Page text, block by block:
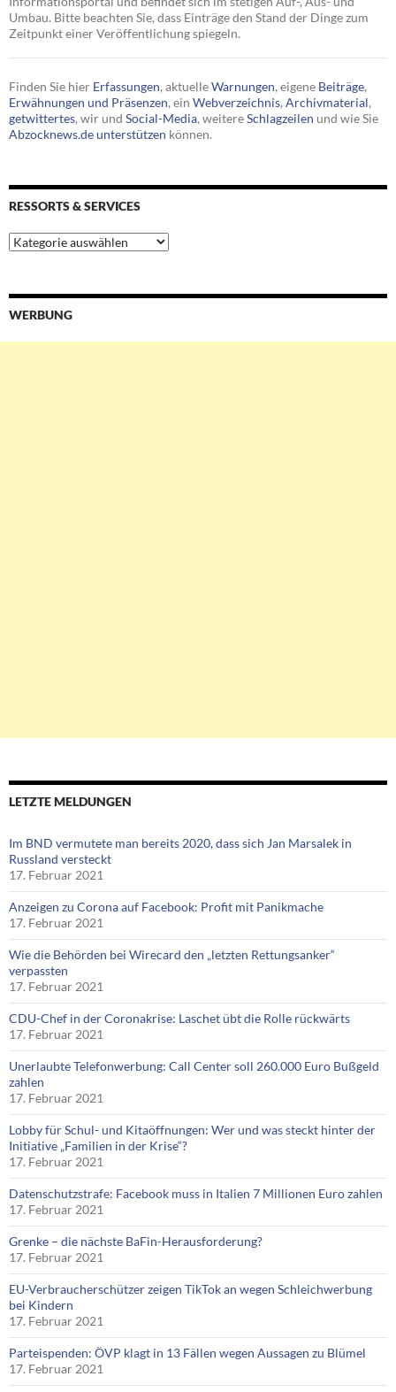
Umbau. Bitte beachten Sie, dass Einträge den Stand der Dinge zum
Zeitpunkt einer Veröffentlichung spiegeln.
Finden Sie hier Erfassungen, aktuelleWarnungen, eigene Beiträge,
Erwähnungen und Präsenzen, ein Webverzeichnis, Archivmaterial,
getwittertes, wir und Social-Media, weitereSchlagzeilen und wie Sie
Abzocknews.de unterstützen können.
RESSORTS & SERVICES
Ressorts
&
WERBUNG
LETZTE MELDUNGEN
Im BND vermutete man bereits 2020, dass sich Jan Marsalek in
Russland versteckt
17. Februar 2021
Anzeigen zu Corona auf Facebook: Profit mit Panikmache
17. Februar 2021
Wie die Behörden bei Wirecard den „letzten Rettungsanker“
verpassten
17. Februar 2021
CDU-Chef in der Coronakrise: Laschet übt die Rolle rückwärts
17. Februar 2021
Unerlaubte Telefonwerbung: Call Center soll 260.000 Euro Bußgeld
zahlen
17. Februar 2021
Lobby für Schul- und Kitaöffnungen: Wer und was steckt hinter der
Initiative „Familien in der Krise“?
17. Februar 2021
Datenschutzstrafe: Facebook muss in Italien 7 Millionen Euro zahlen
17. Februar 2021
Grenke – die nächste BaFin-Herausforderung?
17. Februar 2021
EU-Verbraucherschützer zeigen TikTok an wegen Schleichwerbung
bei Kindern
17. Februar 2021
Parteispenden: ÖVP klagt in 13 Fällen wegen Aussagen zu Blümel
17. Februar 2021